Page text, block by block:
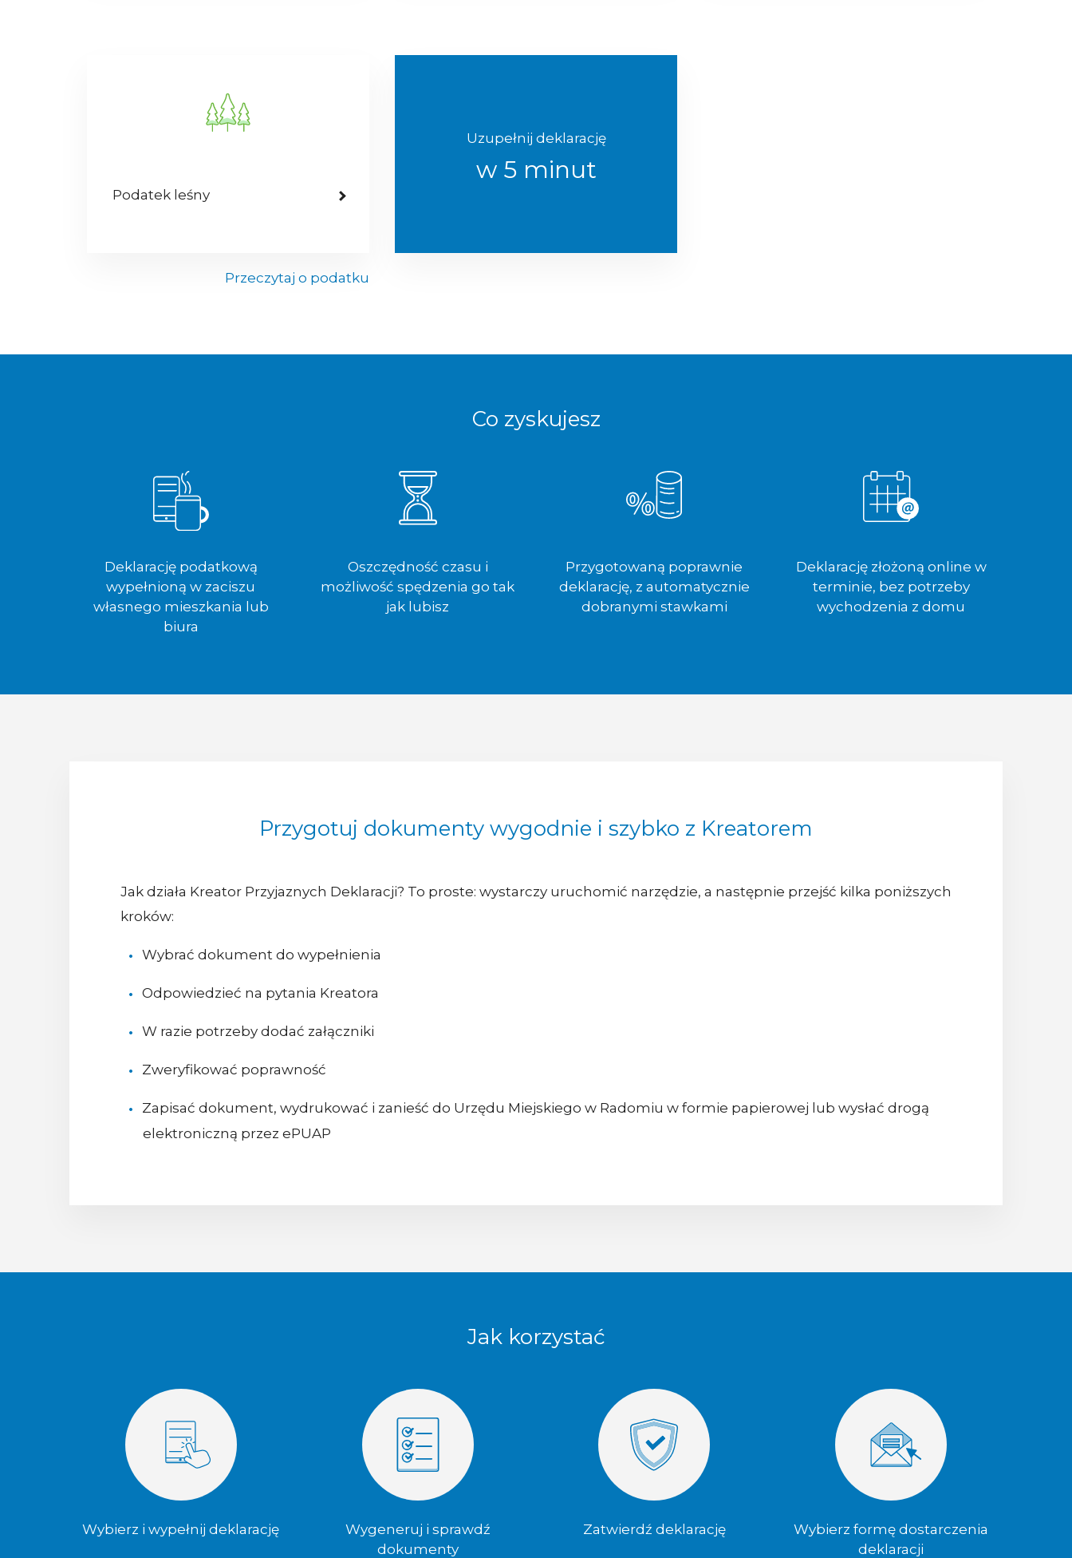
Podatek leśny
Przeczytaj o podatku
Uzupełnij deklarację
w 5 minut
Co zyskujesz
Deklarację podatkową
wypełnioną w zaciszu
własnego mieszkania lub
biura
Oszczędność czasu i
możliwość spędzenia go tak
jak lubisz
Przygotowaną poprawnie
deklarację, z automatycznie
dobranymi stawkami
Deklarację złożoną online w
terminie, bez potrzeby
wychodzenia z domu
Przygotuj dokumenty wygodnie i szybko z Kreatorem
Jak działa Kreator Przyjaznych Deklaracji? To proste: wystarczy uruchomić narzędzie, a następnie przejść kilka poniższych
kroków:
Wybrać dokument do wypełnienia
Odpowiedzieć na pytania Kreatora
W razie potrzeby dodać załączniki
Zweryfikować poprawność
Zapisać dokument, wydrukować i zanieść do Urzędu Miejskiego w Radomiu w formie papierowej lub wysłać drogą
elektroniczną przez ePUAP
Jak korzystać
Wybierz i wypełnij deklarację
Wygeneruj i sprawdź
dokumenty
Zatwierdź deklarację
Wybierz formę dostarczenia
deklaracji